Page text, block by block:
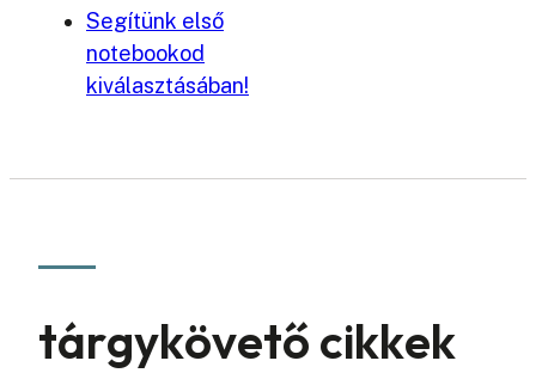
Segítünk első
notebookod
kiválasztásában!
tárgykövető cikkek